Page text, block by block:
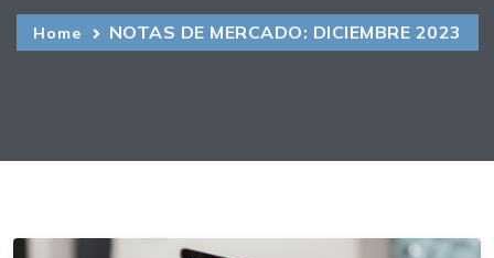
Home NOTAS DE MERCADO: DICIEMBRE 2023